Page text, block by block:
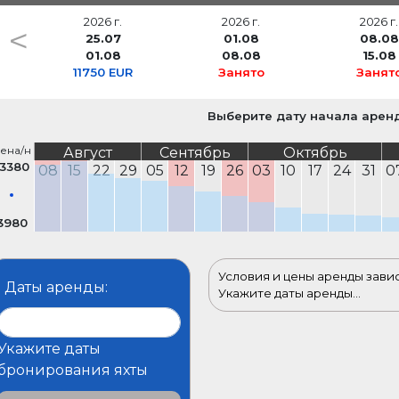
2026 г.
25.07
01.08
11750 EUR
2026 г.
01.08
08.08
Занято
2026 г.
08.08
15.08
<
Выберите дату начала
н Август Сентябрь Октябрь
08
15 22 29 05 12 19 26 03 10 17 24 31
Даты аренды:
даты
яхты
Условия и цены аренды
Укажите даты аренды...